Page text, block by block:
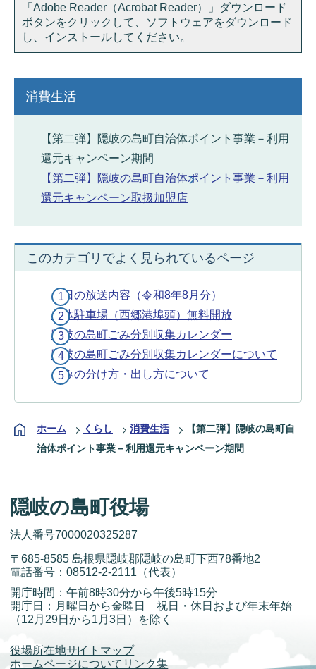
「Adobe Reader（Acrobat Reader）」ダウンロード
ボタンをクリックして、ソフトウェアをダウンロード
し、インストールしてください。
消費生活
【第二弾】隠岐の島町自治体ポイント事業－利用
還元キャンペーン期間
【第二弾】隠岐の島町自治体ポイント事業－利用
還元キャンペーン取扱加盟店
このカテゴリでよく見られているページ
今日の放送内容（令和8年8月分）
立体駐車場（西郷港埠頭）無料開放
隠岐の島町ごみ分別収集カレンダー
隠岐の島町ごみ分別収集カレンダーについて
ごみの分け方・出し方について
ホーム くらし 消費生活
【第二弾】隠岐の島町自
治体ポイント事業－利用還元キャンペーン期間
隠岐の島町役場
法人番号7000020325287
〒685-8585 島根県隠岐郡隠岐の島町下西78番地2
電話番号：08512-2-2111 （代表）
開庁時間：午前8時30分から午後5時15分
開庁日：月曜日から金曜日 祝日・休日および年末年始
（12月29日から1月3日）を除く
役場所在地サイトマップ
ホームページについて リンク集